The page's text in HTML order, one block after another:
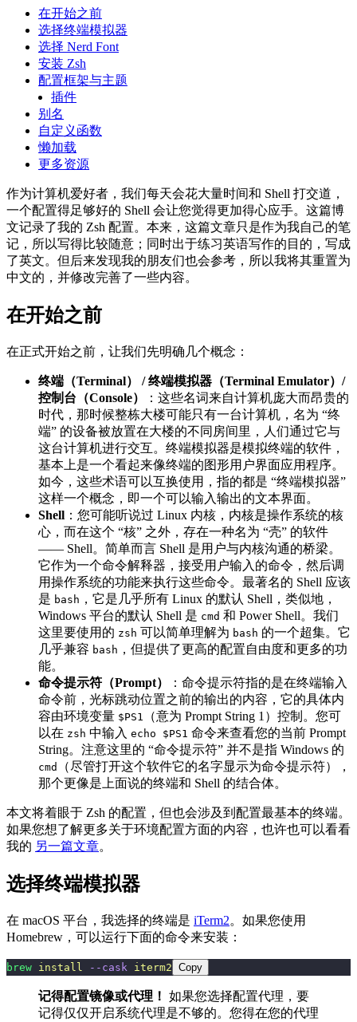
在开始之前
选择终端模拟器
选择 Nerd Font
安装 Zsh
配置框架与主题
插件
别名
自定义函数
懒加载
更多资源
作为计算机爱好者，我们每天会花大量时间和 Shell 打交道，
一个配置得足够好的 Shell 会让您觉得更加得心应手。这篇博
文记录了我的 Zsh 配置。本来，这篇文章只是作为我自己的笔
记，所以写得比较随意；同时出于练习英语写作的目的，写成
了英文。但后来发现我的朋友们也会参考，所以我将其重置为
中文的，并修改完善了一些内容。
在开始之前
在正式开始之前，让我们先明确几个概念：
终端（Terminal） / 终端模拟器（Terminal Emulator）/
控制台（Console）
：这些名词来自计算机庞大而昂贵的
时代，那时候整栋大楼可能只有一台计算机，名为 “终
端” 的设备被放置在大楼的不同房间里，人们通过它与
这台计算机进行交互。终端模拟器是模拟终端的软件，
基本上是一个看起来像终端的图形用户界面应用程序。
如今，这些术语可以互换使用，指的都是 “终端模拟器”
这样一个概念，即一个可以输入输出的文本界面。
Shell ：您可能听说过 Linux 内核，内核是操作系统的核
心，而在这个 “核” 之外，存在一种名为 “壳” 的软件
—— Shell。简单而言 Shell 是用户与内核沟通的桥梁。
它作为一个命令解释器，接受用户输入的命令，然后调
用操作系统的功能来执行这些命令。最著名的 Shell 应该
是 bash ，它是几乎所有 Linux 的默认 Shell，类似地，
Windows 平台的默认 Shell 是 cmd 和 Power Shell。我们
这里要使用的 zsh 可以简单理解为 bash 的一个超集。它
几乎兼容 bash ，但提供了更高的配置自由度和更多的功
能。
命令提示符（Prompt）
：命令提示符指的是在终端输入
命令前，光标跳动位置之前的输出的内容，它的具体内
容由环境变量 $PS1
（意为 Prompt String 1）控制。您可
以在 zsh 中输入 echo $PS1 命令来查看您的当前 Prompt
String。注意这里的 “命令提示符” 并不是指 Windows 的
cmd
（尽管打开这个软件它的名字显示为命令提示符），
那个更像是上面说的终端和 Shell 的结合体。
本文将着眼于 Zsh 的配置，但也会涉及到配置最基本的终端。
如果您想了解更多关于环境配置方面的内容，也许也可以看看
我的 另一篇文章。
选择终端模拟器
在 macOS 平台，我选择的终端是 iTerm2。如果您使用
Homebrew，可以运行下面的命令来安装：
brew install --cask iterm2 Copy
记得配置镜像或代理！ 如果您选择配置代理，要
记得仅仅开启系统代理是不够的。您得在您的代理